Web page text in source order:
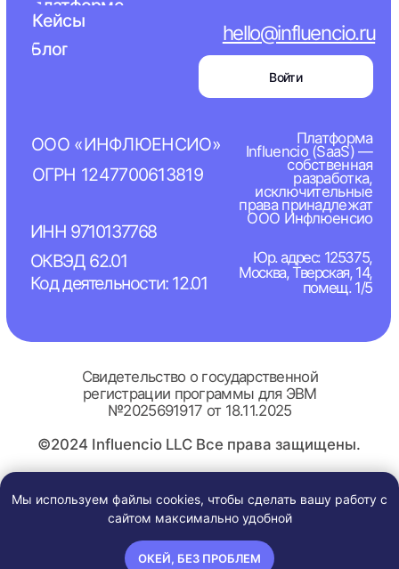
Мы используем файлы cookies, чтобы сделать вашу работу с
сайтом максимально удобной
ОКЕЙ, БЕЗ ПРОБЛЕМ